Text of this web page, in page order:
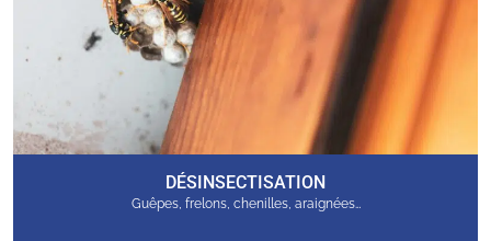
DÉSINSECTISATION
Guêpes, frelons, chenilles, araignées…